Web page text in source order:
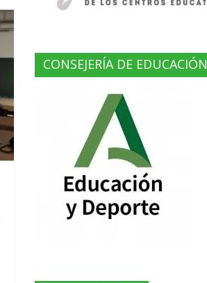
CONSEJERÍA DE EDUCACIÓN